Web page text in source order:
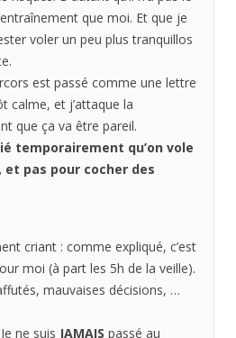
que moi. Et que je
voler un peu plus tranquillos
est passé comme une lettre
calme, et j’attaque la
que ça va être pareil.
temporairement qu’on vole
pas pour cocher des
criant : comme expliqué, c’est
moi (à part les 5h de la veille).
mauvaises décisions, …
ne suis JAMAIS passé au